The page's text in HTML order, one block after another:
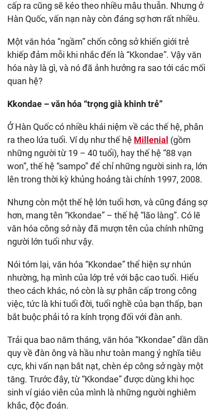
cấp ra cũng sẽ kéo theo nhiều mâu thuẫn. Nhưng ở
Hàn Quốc, vấn nạn này còn đáng sợ hơn rất nhiều.
Một văn hóa “ngầm” chốn công sở khiến giới trẻ
khiếp đảm mỗi khi nhắc đến là “Kkondae”. Vậy văn
hóa này là gì, và nó đã ảnh hưởng ra sao tới các mối
quan hệ?
Kkondae – văn hóa “trọng già khinh trẻ”
Ở Hàn Quốc có nhiều khái niệm về các thế hệ, phân
ra theo lứa tuổi. Ví dụ như thế hệ Millenial (gồm
những người từ 19 – 40 tuổi), hay thế hệ “88 vạn
won”, thế hệ “sampo” để chỉ những người sinh ra, lớn
lên trong thời kỳ khủng hoảng tài chính 1997, 2008.
Nhưng còn một thế hệ lớn tuổi hơn, và cũng đáng sợ
hơn, mang tên “Kkondae” – thế hệ “lão làng”. Có lẽ
văn hóa công sở này đã mượn tên của chính những
người lớn tuổi như vậy.
Nói tóm lại, văn hóa “Kkondae” thể hiện sự nhún
nhường, hạ mình của lớp trẻ với bậc cao tuổi. Hiểu
theo cách khác, nó còn là sự phân cấp trong công
việc, tức là khi tuổi đời, tuổi nghề của bạn thấp, bạn
bắt buộc phải tỏ ra kính trọng đối với đàn anh.
Trải qua bao năm tháng, văn hóa “Kkondae” dần dần
quy về đàn ông và hầu như toàn mang ý nghĩa tiêu
cực, khi vấn nạn bắt nạt, chèn ép công sở ngày một
tăng. Trước đây, từ “Kkondae” được dùng khi học
sinh ví giáo viên của mình là những người nghiêm
khắc, độc đoán.